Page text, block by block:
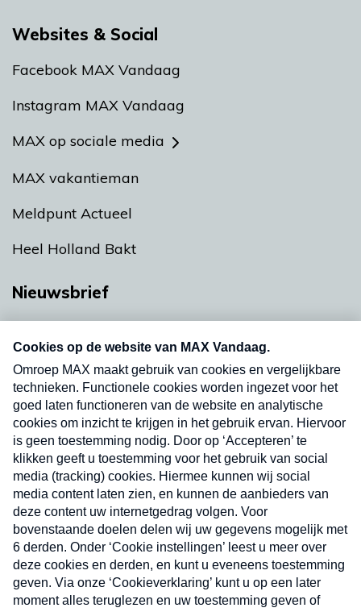
Websites & Social
Facebook MAX Vandaag
Instagram MAX Vandaag
MAX op sociale media
MAX vakantieman
Meldpunt Actueel
Heel Holland Bakt
Nieuwsbrief
nieuwsbrief. Elke vrijdag- en dinsdagochtend in
uw mailbox.
Verzend
Nieuwsbrief
Neem hier een gratis abonnement op onze